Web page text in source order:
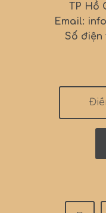
TP Hồ
Email:
Số điện